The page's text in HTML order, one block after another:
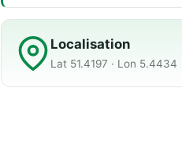
Localisation
Lat 51.4197 · Lon 5.4434